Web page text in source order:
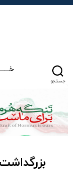
جستجو